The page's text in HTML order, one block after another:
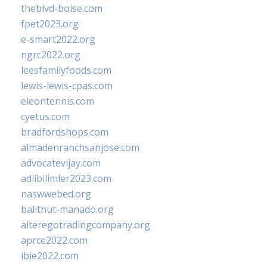
theblvd-boise.com
fpet2023.org
e-smart2022.org
ngrc2022.org
leesfamilyfoods.com
lewis-lewis-cpas.com
eleontennis.com
cyetus.com
bradfordshops.com
almadenranchsanjose.com
advocatevijay.com
adlibilimler2023.com
naswwebed.org
balithut-manado.org
alteregotradingcompany.org
aprce2022.com
ibie2022.com